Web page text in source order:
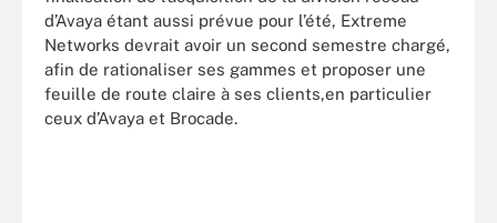
d’Avaya étant aussi prévue pour l’été, Extreme
Networks devrait avoir un second semestre chargé,
afin de rationaliser ses gammes et proposer une
feuille de route claire à ses clients,en particulier
ceux d’Avaya et Brocade.